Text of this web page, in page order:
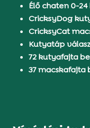
Élő chaten 0-
CricksyDog
CricksyCat
Kutyatáp
72 kutyafajta
37 macskafajta